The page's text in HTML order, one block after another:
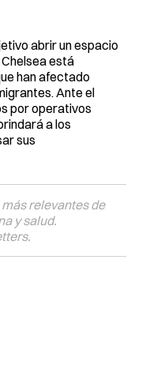
abrir un espacio
está
han afectado
Ante el
por operativos
a los
sus
relevantes de
y salud.